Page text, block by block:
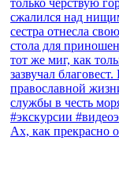
Ах, как прекрасно